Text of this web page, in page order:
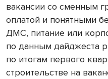
вакансии со сменным
оплатой и понятными
ДМС, питание или
по данным дайджеста
по итогам первого
строительстве на